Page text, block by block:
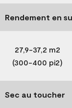
Rendement en
27,9-37,2 m2
(300-400 pi2)
Sec au toucher